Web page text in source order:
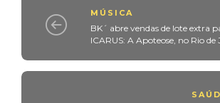
MÚSICA
BK´ abre vendas de lote extra
ICARUS: A Apoteose, no Rio de